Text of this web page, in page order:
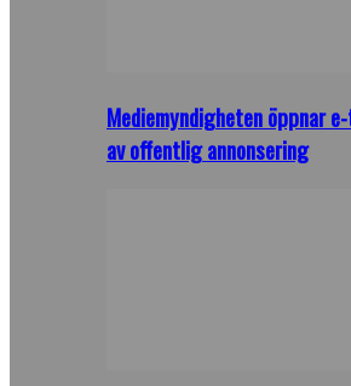
Mediemyndigheten öppnar
av offentlig annonsering